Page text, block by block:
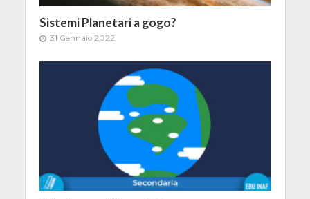
Sistemi Planetari a gogo?
31 Gennaio 2022